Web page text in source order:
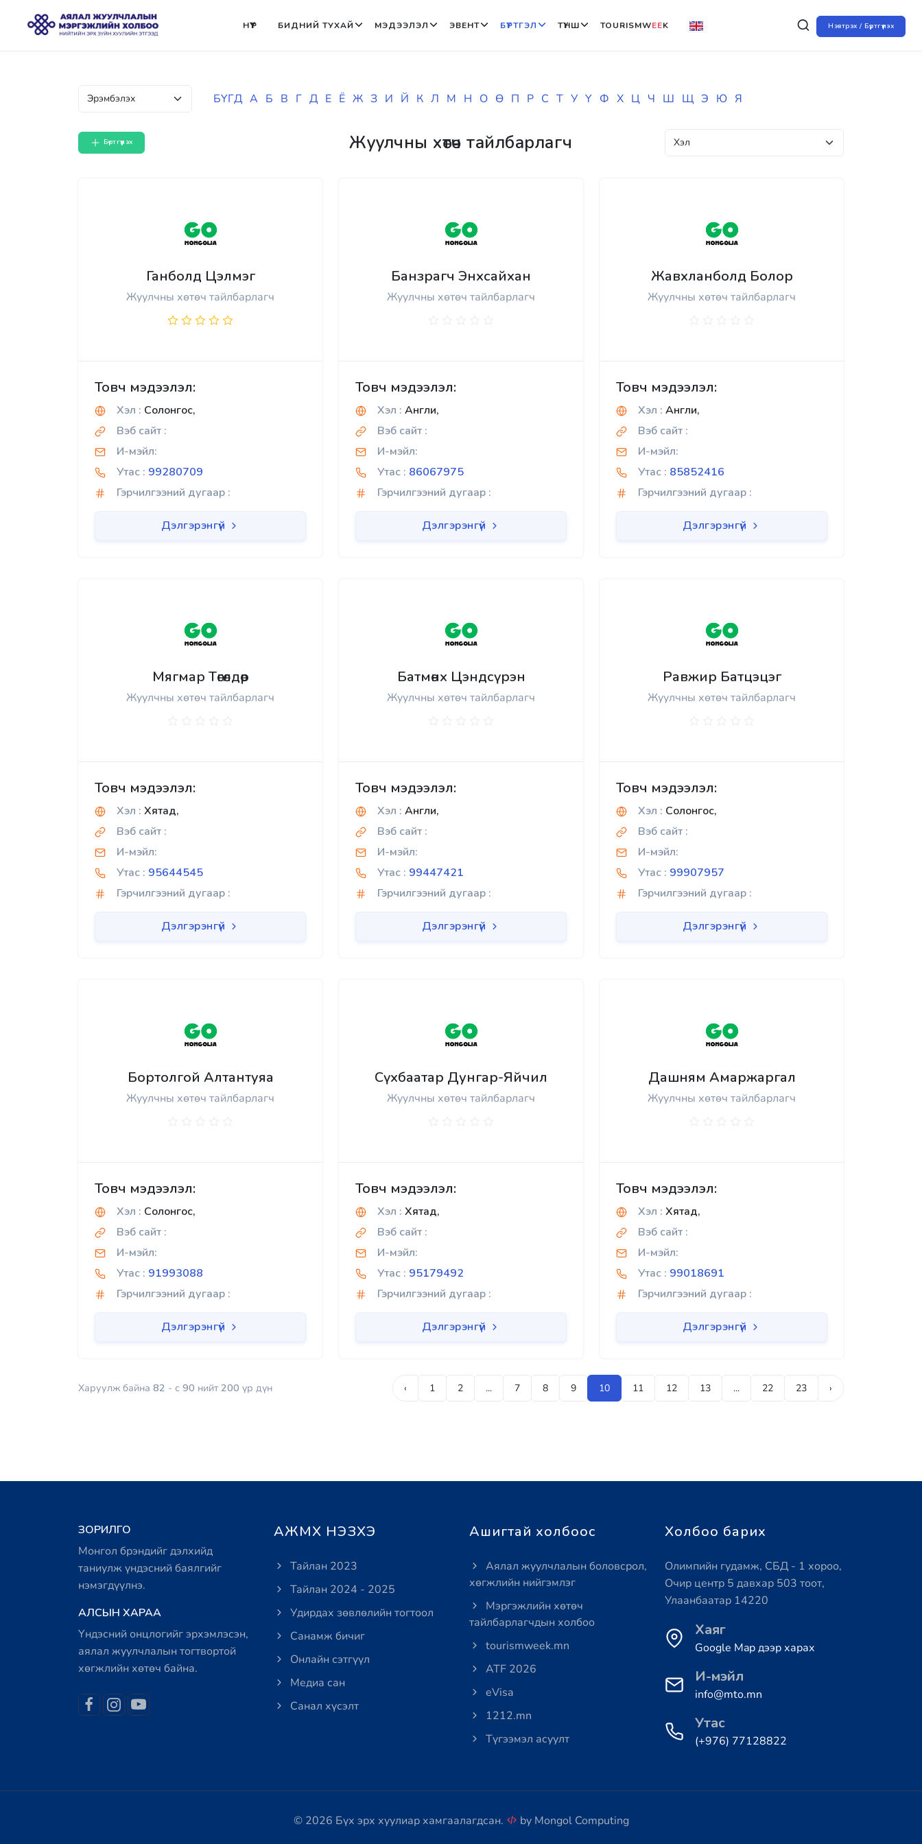
Нэвтрэх / Бүртгүүлэх
НҮҮР БИДНИЙ ТУХАЙ МЭДЭЭЛЭЛ ЭВЕНТ БҮРТГЭЛ ТҮНШ TOURISMWEEK
БҮГД А Б В Г Д Е Ё Ж З И Й К Л М Н О Ө П Р С Т У Ү Ф Х Ц Ч Ш Щ Э Ю Я
Бүртгүүлэх Жуулчны хөтөч тайлбарлагч
Ганболд Цэлмэг
Жуулчны хөтөч тайлбарлагч
Товч мэдээлэл:
Хэл : Солонгос,
Вэб сайт :
И-мэйл:
Утас : 99280709
Гэрчилгээний дугаар :
Дэлгэрэнгүй
Банзрагч Энхсайхан
Жуулчны хөтөч тайлбарлагч
Товч мэдээлэл:
Хэл : Англи,
Вэб сайт :
И-мэйл:
Утас : 86067975
Гэрчилгээний дугаар :
Дэлгэрэнгүй
Жавхланболд Болор
Жуулчны хөтөч тайлбарлагч
Товч мэдээлэл:
Хэл : Англи,
Вэб сайт :
И-мэйл:
Утас : 85852416
Гэрчилгээний дугаар :
Дэлгэрэнгүй
Мягмар Төгөлдөр
Жуулчны хөтөч тайлбарлагч
Товч мэдээлэл:
Хэл : Хятад,
Вэб сайт :
И-мэйл:
Утас : 95644545
Гэрчилгээний дугаар :
Дэлгэрэнгүй
Батмөнх Цэндсүрэн
Жуулчны хөтөч тайлбарлагч
Товч мэдээлэл:
Хэл : Англи,
Вэб сайт :
И-мэйл:
Утас : 99447421
Гэрчилгээний дугаар :
Дэлгэрэнгүй
Равжир Батцэцэг
Жуулчны хөтөч тайлбарлагч
Товч мэдээлэл:
Хэл : Солонгос,
Вэб сайт :
И-мэйл:
Утас : 99907957
Гэрчилгээний дугаар :
Дэлгэрэнгүй
Бортолгой Алтантуяа
Жуулчны хөтөч тайлбарлагч
Товч мэдээлэл:
Хэл : Солонгос,
Вэб сайт :
И-мэйл:
Утас : 91993088
Гэрчилгээний дугаар :
Дэлгэрэнгүй
Сүхбаатар Дунгар-Яйчил
Жуулчны хөтөч тайлбарлагч
Товч мэдээлэл:
Хэл : Хятад,
Вэб сайт :
И-мэйл:
Утас : 95179492
Гэрчилгээний дугаар :
Дэлгэрэнгүй
Дашням Амаржаргал
Жуулчны хөтөч тайлбарлагч
Товч мэдээлэл:
Хэл : Хятад,
Вэб сайт :
И-мэйл:
Утас : 99018691
Гэрчилгээний дугаар :
Дэлгэрэнгүй
Харуулж байна 82 - с 90 нийт200 үр дүн ‹ 1 2 ... 7 8 9 10 11 12 13 ... 22 23 ›
ЗОРИЛГО
Монгол брэндийг дэлхийд
таниулж үндэсний баялгийг
нэмэгдүүлнэ.
АЛСЫН ХАРАА
Үндэсний онцлогийг эрхэмлэсэн,
аялал жуулчлалын тогтвортой
хөгжлийн хөтөч байна.
АЖМХ НЭЗХЭ
Тайлан 2023
Тайлан 2024 - 2025
Удирдах зөвлөлийн тогтоол
Санамж бичиг
Онлайн сэтгүүл
Медиа сан
Санал хүсэлт
Ашигтай холбоос
Аялал жуулчлалын боловсрол,
хөгжлийн нийгэмлэг
Мэргэжлийн хөтөч
тайлбарлагчдын холбоо
tourismweek.mn
ATF 2026
eVisa
1212.mn
Түгээмэл асуулт
Холбоо барих
Олимпийн гудамж, СБД - 1 хороо,
Очир центр 5 давхар 503 тоот,
Улаанбаатар 14220
Хаяг
Google Map дээр харах
И-мэйл
info@mto.mn
Утас
(+976) 77128822
© 2026 Бүх эрх хуулиар хамгаалагдсан. by Mongol Computing